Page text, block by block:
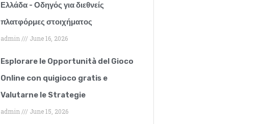
Ελλάδα - Οδηγός για διεθνείς
πλατφόρμες στοιχήματος
admin June 16, 2026
Esplorare le Opportunità del Gioco
Online con quigioco gratis e
Valutarne le Strategie
admin June 15, 2026